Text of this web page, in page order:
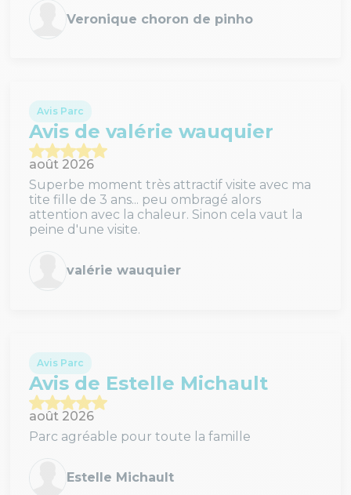
Veronique choron de pinho
Avis Parc
Avis de valérie wauquier
août 2026
Superbe moment très attractif visite avec ma
tite fille de 3 ans... peu ombragé alors
attention avec la chaleur. Sinon cela vaut la
peine d'une visite.
valérie wauquier
Avis Parc
Avis de Estelle Michault
août 2026
Parc agréable pour toute la famille
Estelle Michault